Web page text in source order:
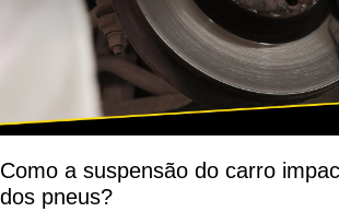
Como a suspensão do carro
dos pneus?